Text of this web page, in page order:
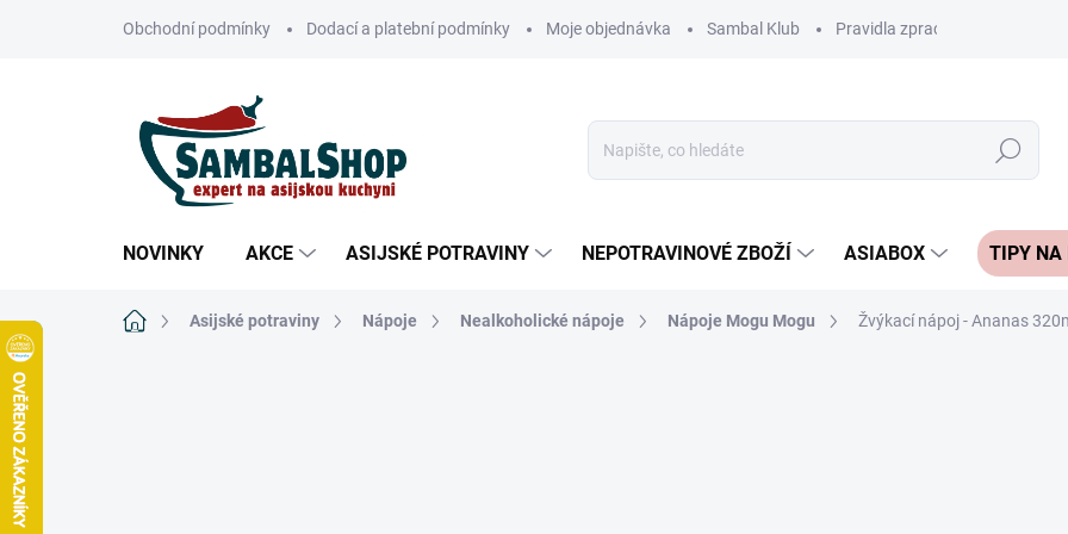
Obchodní podmínky Dodací a platební podmínky Moje objednávka Sambal Klub Pravidla zpracování recenzí
Hledat
NOVINKY AKCE ASIJSKÉ POTRAVINY NEPOTRAVINOVÉ ZBOŽÍ ASIABOX TIPY NA
Domů Asijské potraviny Nápoje Nealkoholické nápoje Nápoje Mogu Mogu Žvýkací nápoj - Ananas